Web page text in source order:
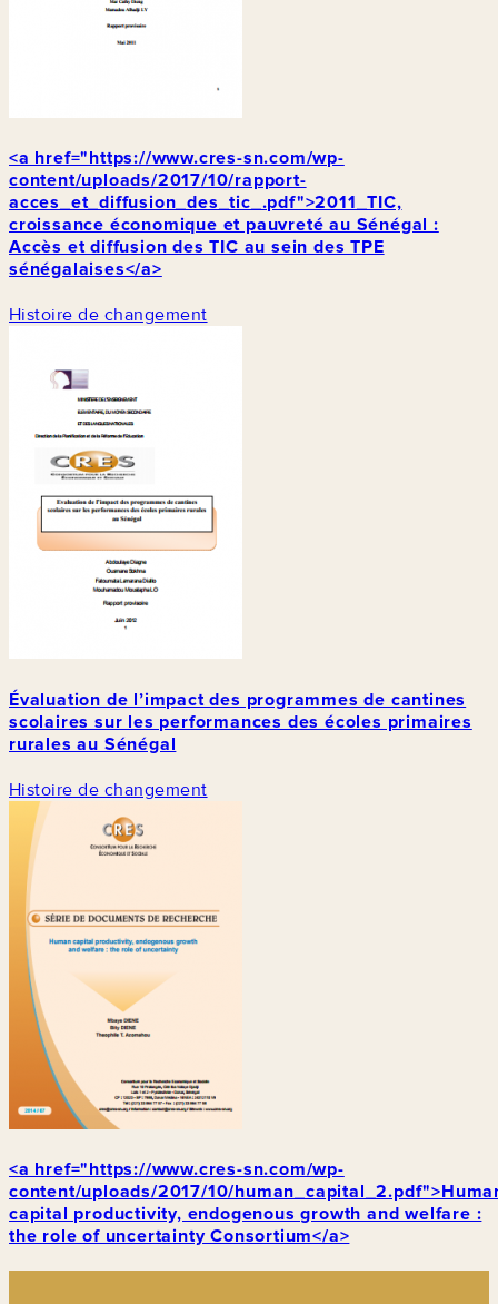
<a href="https://www.cres-sn.com/wp-
content/uploads/2017/10/rapport-
acces_et_diffusion_des_tic_.pdf">2011_TIC,
croissance économique et pauvreté au Sénégal :
Accès et diffusion des TIC au sein des TPE
sénégalaises</a>
Histoire de changement
Évaluation de l’impact des programmes de cantines
scolaires sur les performances des écoles primaires
rurales au Sénégal
Histoire de changement
<a href="https://www.cres-sn.com/wp-
content/uploads/2017/10/
capital productivity, endogenous growth and welfare :
the role of uncertainty Consortium</a>